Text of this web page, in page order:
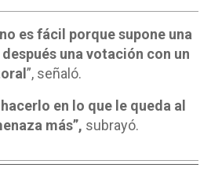
es fácil porque supone una
una votación con un
”, señaló.
en lo que le queda al
más”, subrayó.